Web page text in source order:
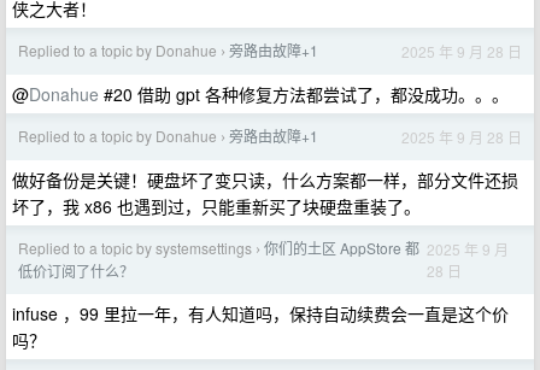
侠之大者！
Replied to a topic by Donahue › 旁路由故障+1 2025 年 9 月 28 日
@Donahue #20 借助 gpt 各种修复方法都尝试了，都没成功。。。
Replied to a topic by Donahue › 旁路由故障+1 2025 年 9 月 28 日
做好备份是关键！硬盘坏了变只读，什么方案都一样，部分文件还损
坏了，我 x86 也遇到过，只能重新买了块硬盘重装了。
Replied to a topic by systemsettings › 你们的土区 AppStore 都
低价订阅了什么？
2025 年 9 月
28 日
infuse ，99 里拉一年，有人知道吗，保持自动续费会一直是这个价
吗？